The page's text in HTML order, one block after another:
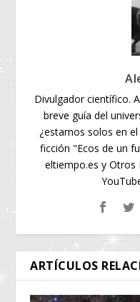
Divulgador científico.
breve guía del
¿estamos solos en
ficción "Ecos de un
eltiempo.es y Otros
ARTÍCULOS